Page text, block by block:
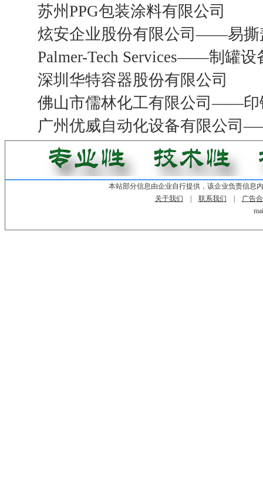
苏州PPG包装涂料有限公司
炫安企业股份有限公司——易撕
Palmer-Tech Services——制罐
深圳华特容器股份有限公司
佛山市儒林化工有限公司——印
广州优威自动化设备有限公司
本站部分信息由企业自行提供，该企业负责信息
关于我们
联系我们
广告